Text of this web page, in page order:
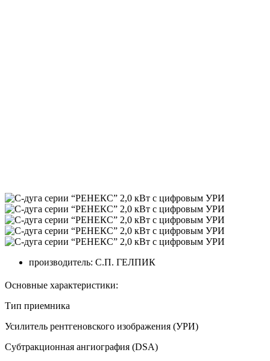
производитель: С.П. ГЕЛПИК
Основные характеристики:
Тип приемника
Усилитель рентгеновского изображения (УРИ)
Cубтракционная ангиография (DSA)